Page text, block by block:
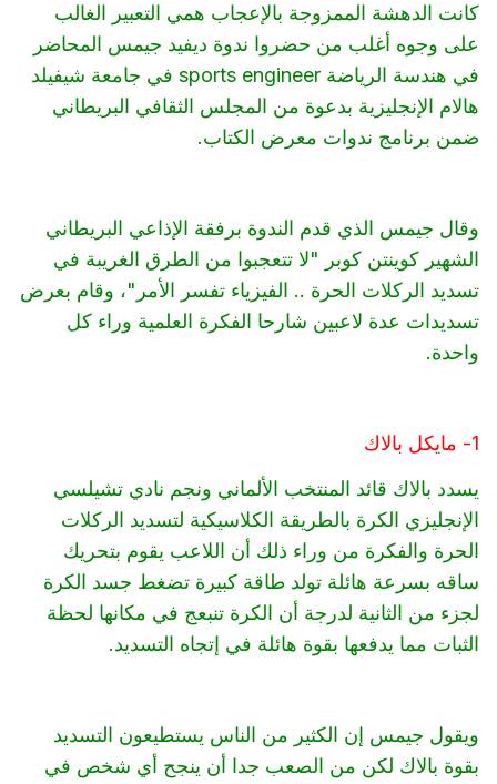
كانت الدهشة الممزوجة بالإعجاب همي التعبير الغالب
على وجوه أغلب من حضروا ندوة ديفيد جيمس المحاضر
في هندسة الرياضة sports engineer في جامعة شيفيلد
هالام الإنجليزية بدعوة من المجلس الثقافي البريطاني
ضمن برنامج ندوات معرض الكتاب.
وقال جيمس الذي قدم الندوة برفقة الإذاعي البريطاني
الشهير كوينتن كوبر "لا تتعجبوا من الطرق الغريبة في
تسديد الركلات الحرة .. الفيزياء تفسر الأمر"، وقام بعرض
تسديدات عدة لاعبين شارحا الفكرة العلمية وراء كل
واحدة.
1- مايكل بالاك
يسدد بالاك قائد المنتخب الألماني ونجم نادي تشيلسي
الإنجليزي الكرة بالطريقة الكلاسيكية لتسديد الركلات
الحرة والفكرة من وراء ذلك أن اللاعب يقوم بتحريك
ساقه بسرعة هائلة تولد طاقة كبيرة تضغط جسد الكرة
لجزء من الثانية لدرجة أن الكرة تنبعج في مكانها لحظة
الثبات مما يدفعها بقوة هائلة في إتجاه التسديد.
ويقول جيمس إن الكثير من الناس يستطيعون التسديد
بقوة بالاك لكن من الصعب جدا أن ينجح أي شخص في